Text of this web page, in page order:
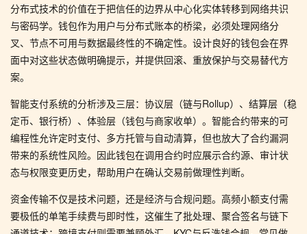
分布式技术的价值在于把信任的边界从中心化实体转移到网络共识
与密码学。钱包作为用户与分布式账本的桥梁，必须处理网络分
叉、节点不可用与数据最终性的不确定性。设计良好的钱包会在界
面中对这些状态做明确提示，并提供回滚、重放保护与交易替代方
案。
智能支付系统的分析涉及三层：协议层（链与Rollup）、结算层（稳
定币、银行桥）、体验层（钱包与商家收单）。智能合约带来的可
编程性允许定时支付、多方托管与自动清算，但也放大了合约漏洞
带来的系统性风险。因此钱包在调用合约时应展示合约源、审计状
态与权限变更历史，帮助用户在确认交易前做理性判断。
资金传输不仅是技术问题，还是经济与合规问题。高频小额支付需
要极低的单笔手续费与即时性，这催生了批处理、聚合签名与链下